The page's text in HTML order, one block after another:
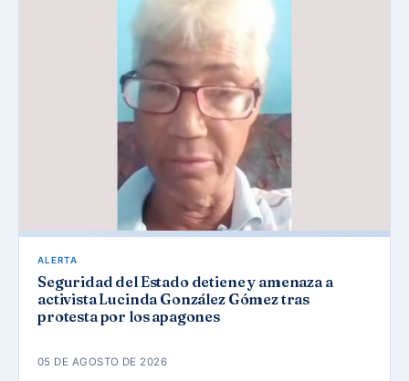
ALERTA
Seguridad del Estado detiene y amenaza a
activista Lucinda González Gómez tras
protesta por los apagones
05 DE AGOSTO DE 2026